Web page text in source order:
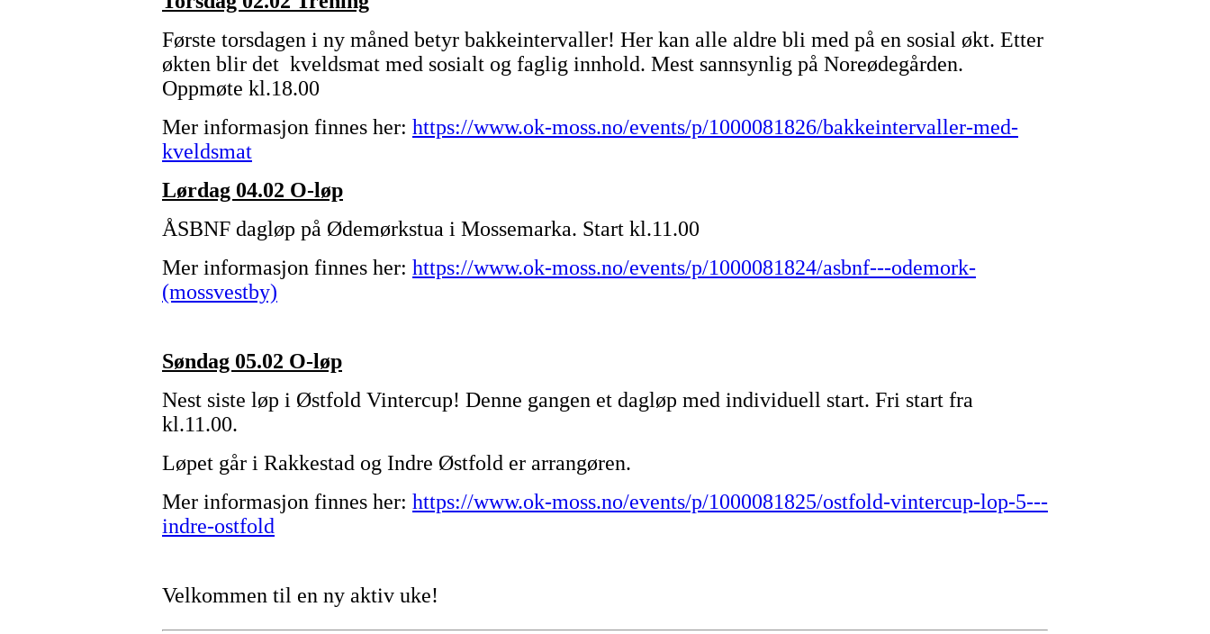
Første torsdagen i ny måned betyr bakkeintervaller! Her kan alle aldre bli med på en sosial økt. Etter
økten blir det kveldsmat med sosialt og faglig innhold. Mest sannsynlig på Noreødegården.
Oppmøte kl.18.00
Mer informasjon finnes her: https://www.ok-moss.no/events/p/1000081826/bakkeintervaller-med-
kveldsmat
Lørdag 04.02 O-løp
ÅSBNF dagløp på Ødemørkstua i Mossemarka. Start kl.11.00
Mer informasjon finnes her: https://www.ok-moss.no/events/p/1000081824/asbnf---odemork-
(mossvestby)
Søndag 05.02 O-løp
Nest siste løp i Østfold Vintercup! Denne gangen et dagløp med individuell start. Fri start fra
kl.11.00.
Løpet går i Rakkestad og Indre Østfold er arrangøren.
Mer informasjon finnes her: https://www.ok-moss.no/events/p/1000081825/ostfold-vintercup-lop-5---
indre-ostfold
Velkommen til en ny aktiv uke!